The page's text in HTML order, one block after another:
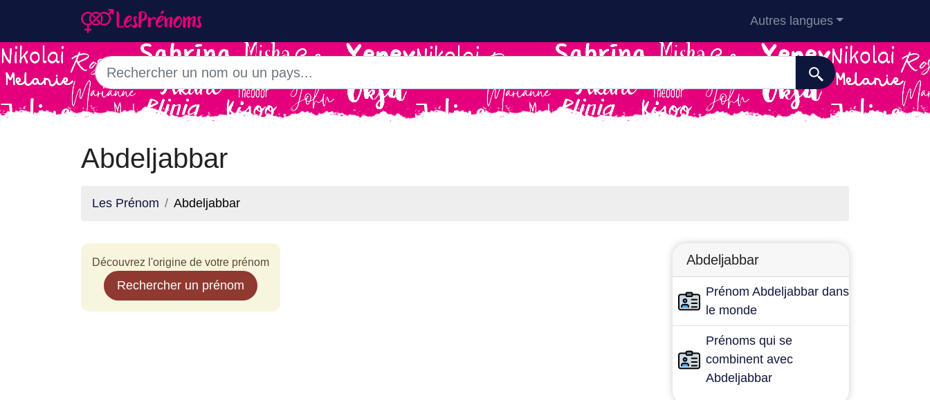
Autres langues
Abdeljabbar
Les Prénom Abdeljabbar
Découvrez l'origine de votre prénom
Rechercher un prénom
Abdeljabbar
Prénom Abdeljabbar dans
le monde
Prénoms qui se
combinent avec
Abdeljabbar